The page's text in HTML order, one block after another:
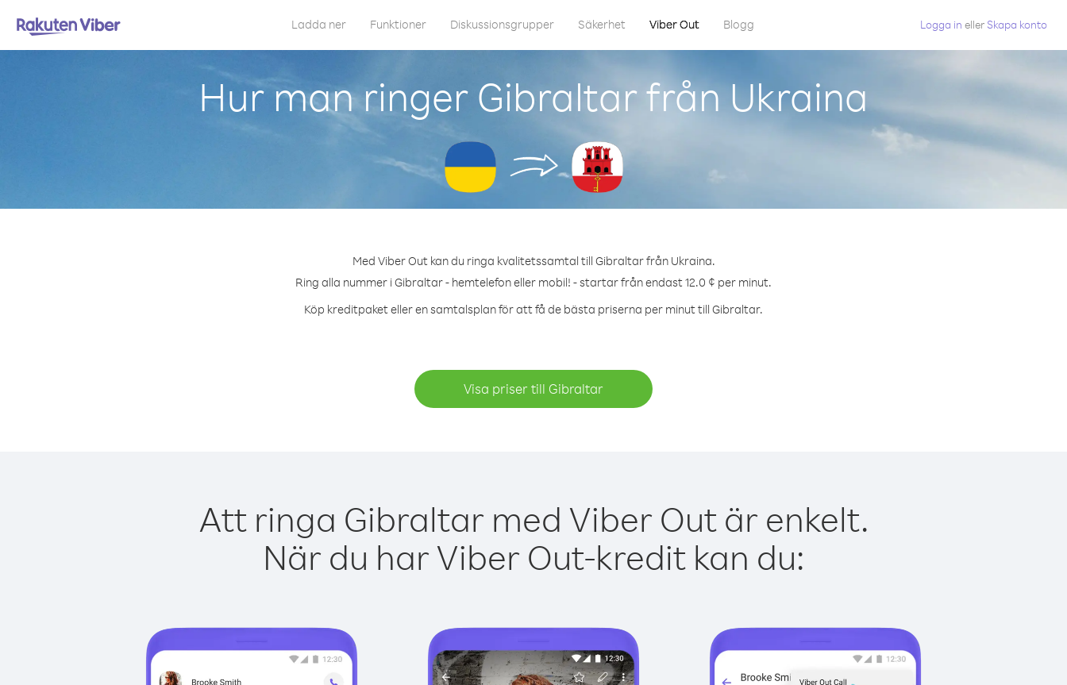
Ladda ner Funktioner Diskussionsgrupper Säkerhet Viber Out Blogg Logga in eller Skapa konto
Hur man ringer Gibraltar från Ukraina
Med Viber Out kan du ringa kvalitetssamtal till Gibraltar från Ukraina.
Ring alla nummer i Gibraltar - hemtelefon eller mobil! - startar från endast 12.0 ¢ per minut.
Köp kreditpaket eller en samtalsplan för att få de bästa priserna per minut till Gibraltar.
Visa priser till Gibraltar
Att ringa Gibraltar med Viber Out är enkelt.
När du har Viber Out-kredit kan du: